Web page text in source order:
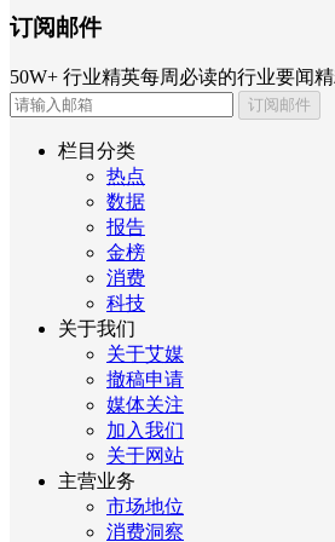
订阅邮件
50W+ 行业精英每周必读的行业要闻
订阅邮件
栏目分类
热点
数据
报告
金榜
消费
科技
关于我们
关于艾媒
撤稿申请
媒体关注
加入我们
关于网站
主营业务
市场地位
消费洞察